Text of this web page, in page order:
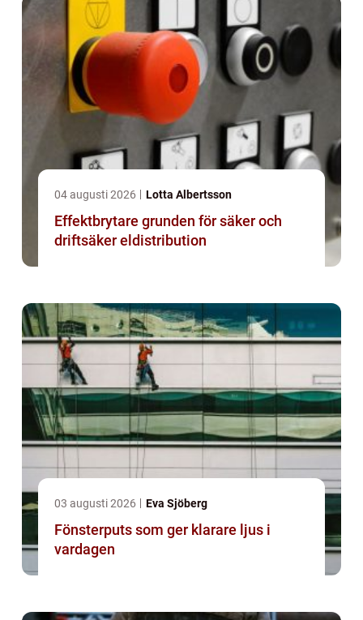
04 augusti 2026 Lotta Albertsson
Effektbrytare grunden för säker och
driftsäker eldistribution
03 augusti 2026 Eva Sjöberg
Fönsterputs som ger klarare ljus i
vardagen